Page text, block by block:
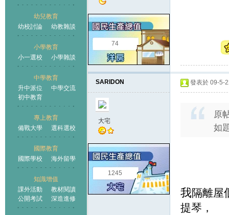
幼兒教育
幼校討論
幼教雜談
小學教育
小一選校
小學雜談
中學教育
升中派位
中學交流
初中教育
專上教育
備戰大學
選科選校
國際教育
國際學校
海外留學
知識增值
課外活動
教材閱讀
公開考試
深造進修
王國
74
SARIDON
大宅
1245
發表於 09-5-
原
如
我隔離屋
提琴，